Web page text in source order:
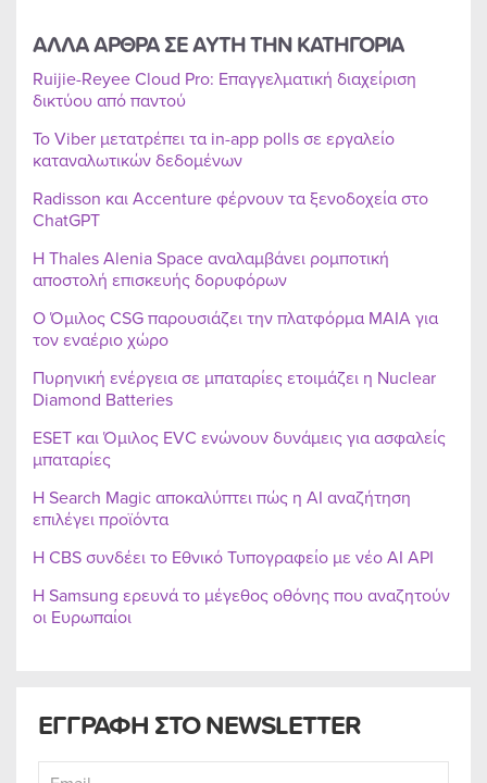
ΕΓΓΡΑΦΗ ΣΤΟ NEWSLETTER
ΑΛΛΑ ΑΡΘΡΑ ΣΕ ΑΥΤΗ ΤΗΝ ΚΑΤΗΓΟΡΙΑ
Ruijie-Reyee Cloud Pro: Επαγγελματική διαχείριση
δικτύου από παντού
Το Viber μετατρέπει τα in-app polls σε εργαλείο
καταναλωτικών δεδομένων
Radisson και Accenture φέρνουν τα ξενοδοχεία στο
ChatGPT
Η Thales Alenia Space αναλαμβάνει ρομποτική
αποστολή επισκευής δορυφόρων
Ο Όμιλος CSG παρουσιάζει την πλατφόρμα MAIA για
τον εναέριο χώρο
Πυρηνική ενέργεια σε μπαταρίες ετοιμάζει η Nuclear
Diamond Batteries
ESET και Όμιλος EVC ενώνουν δυνάμεις για ασφαλείς
μπαταρίες
Η Search Magic αποκαλύπτει πώς η AI αναζήτηση
επιλέγει προϊόντα
Η CBS συνδέει το Εθνικό Τυπογραφείο με νέο AI API
Η Samsung ερευνά το μέγεθος οθόνης που αναζητούν
οι Ευρωπαίοι